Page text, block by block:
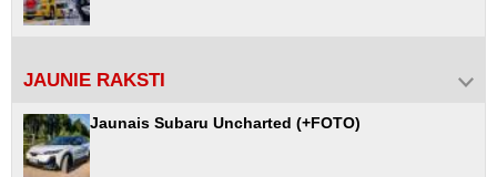
JAUNIE RAKSTI
Jaunais Subaru Uncharted (+FOTO)